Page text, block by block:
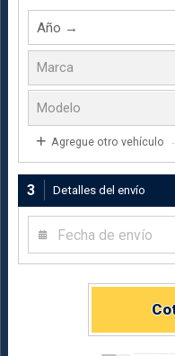
Agregue otro vehículo
3 Detalles del envío